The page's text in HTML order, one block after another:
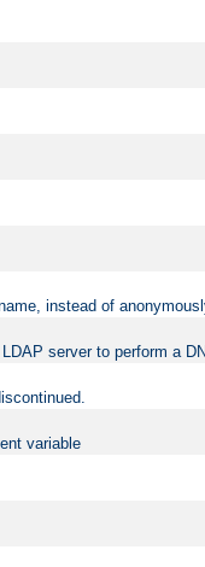
instead of
server to perform a
variable